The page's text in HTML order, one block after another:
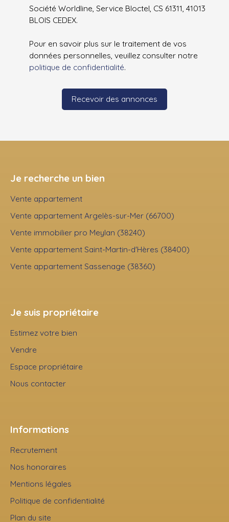
Société Worldline, Service Bloctel, CS 61311, 41013
BLOIS CEDEX.
Pour en savoir plus sur le traitement de vos
données personnelles, veuillez consulter notre
politique de confidentialité.
Recevoir des annonces
Je recherche un bien
Vente appartement
Vente appartement Argelès-sur-Mer (66700)
Vente immobilier pro Meylan (38240)
Vente appartement Saint-Martin-d'Hères (38400)
Vente appartement Sassenage (38360)
Je suis propriétaire
Estimez votre bien
Vendre
Espace propriétaire
Nous contacter
Informations
Recrutement
Nos honoraires
Mentions légales
Politique de confidentialité
Plan du site